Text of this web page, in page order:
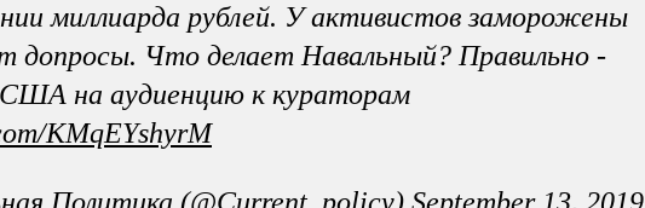
миллиарда рублей. У активистов заморожены
допросы. Что делает Навальный? Правильно -
на аудиенцию к кураторам
KMqEYshyrM